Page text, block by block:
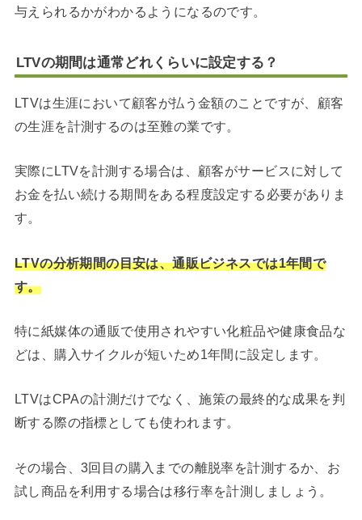
与えられるかがわかるようになるのです。
LTVの期間は通常どれくらいに設定する？
LTVは生涯において顧客が払う金額のことですが、顧客
の生涯を計測するのは至難の業です。
実際にLTVを計測する場合は、顧客がサービスに対して
お金を払い続ける期間をある程度設定する必要がありま
す。
LTVの分析期間の目安は、通販ビジネスでは1年間で
す。
特に紙媒体の通販で使用されやすい化粧品や健康食品な
どは、購入サイクルが短いため1年間に設定します。
LTVはCPAの計測だけでなく、施策の最終的な成果を判
断する際の指標としても使われます。
その場合、3回目の購入までの離脱率を計測するか、お
試し商品を利用する場合は移行率を計測しましょう。